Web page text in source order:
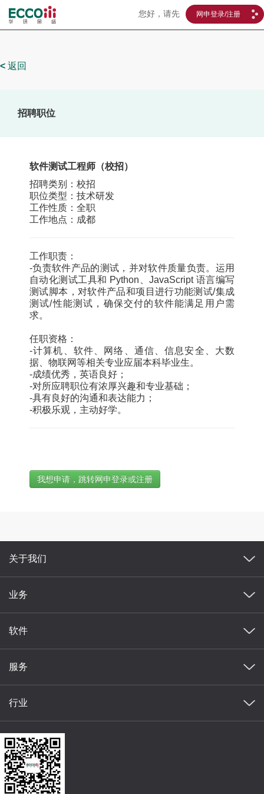
您好，请先 网申登录/注册
< 返回
招聘职位
软件测试工程师（校招）
招聘类别：校招
职位类型：技术研发
工作性质：全职
工作地点：成都
工作职责：
-负责软件产品的测试，并对软件质量负责。运用
自动化测试工具和 Python、JavaScript 语言编写
测试脚本，对软件产品和项目进行功能测试/集成
测试/性能测试，确保交付的软件能满足用户需
求。
任职资格：
-计算机、软件、网络、通信、信息安全、大数
据、物联网等相关专业应届本科毕业生。
-成绩优秀，英语良好；
-对所应聘职位有浓厚兴趣和专业基础；
-具有良好的沟通和表达能力；
-积极乐观，主动好学。
我想申请，跳转网申登录或注册
关于我们
业务
软件
服务
行业